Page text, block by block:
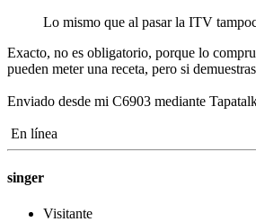
Lo mismo que al pasar la ITV
Exacto, no es obligatorio, porque lo
pueden meter una receta, pero si
Enviado desde mi C6903 mediante
En línea
singer
Visitante